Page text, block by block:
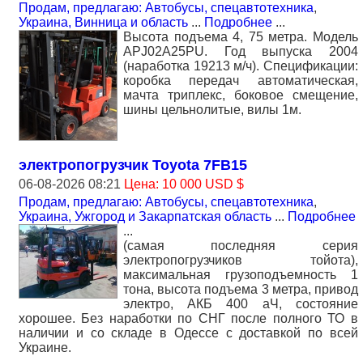
Продам, предлагаю: Автобусы, спецавтотехника,
Украина, Винница и область ... Подробнее ...
Высота подъема 4, 75 метра. Модель
APJ02A25PU. Год выпуска 2004
(наработка 19213 м/ч). Спецификации:
коробка передач автоматическая,
мачта триплекс, боковое смещение,
шины цельнолитые, вилы 1м.
электропогрузчик Toyota 7FB15
06-08-2026 08:21 Цена: 10 000 USD $
Продам, предлагаю: Автобусы, спецавтотехника,
Украина, Ужгород и Закарпатская область ... Подробнее
...
(самая последняя серия
электропогрузчиков тойота),
максимальная грузоподъемность 1
тона, высота подъема 3 метра, привод
электро, АКБ 400 аЧ, состояние
хорошее. Без наработки по СНГ после полного ТО в
наличии и со складе в Одессе с доставкой по всей
Украине.